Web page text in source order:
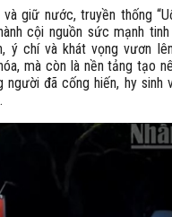
giữ nước, truyền thống
cội nguồn sức mạnh
ý chí và khát vọng vươn
mà còn là nền tảng tạo
đã cống hiến, hy sinh